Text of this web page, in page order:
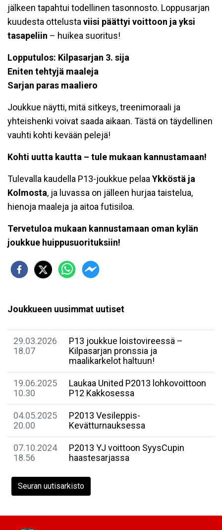
jälkeen tapahtui todellinen tasonnosto. Loppusarjan
kuudesta ottelusta viisi päättyi voittoon ja yksi
tasapeliin – huikea suoritus!
Lopputulos: Kilpasarjan 3. sija
Eniten tehtyjä maaleja
Sarjan paras maaliero
Joukkue näytti, mitä sitkeys, treenimoraali ja
yhteishenki voivat saada aikaan. Tästä on täydellinen
vauhti kohti kevään pelejä!
Kohti uutta kautta – tule mukaan kannustamaan!
Tulevalla kaudella P13-joukkue pelaa Ykköstä ja
Kolmosta, ja luvassa on jälleen hurjaa taistelua,
hienoja maaleja ja aitoa futisiloa.
Tervetuloa mukaan kannustamaan oman kylän
joukkue huippusuorituksiin!
Joukkueen uusimmat uutiset
29.03.2026
18.07
​P13 joukkue loistovireessä –
Kilpasarjan pronssia ja
maalikarkelot haltuun!
19.06.2025
10.30
Laukaa United P2013 lohkovoittoon
P12 Kakkosessa
04.05.2025
20.00
P2013 Vesileppis-
Kevätturnauksessa
07.10.2024
18.56
P2013 YJ voittoon SyysCupin
haastesarjassa
Seuran uutisarkisto